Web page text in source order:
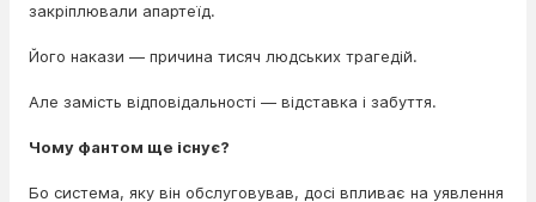
закріплювали апартеїд.
Його накази — причина тисяч людських трагедій.
Але замість відповідальності — відставка і забуття.
Чому фантом ще існує?
Бо система, яку він обслуговував, досі впливає на уявлення